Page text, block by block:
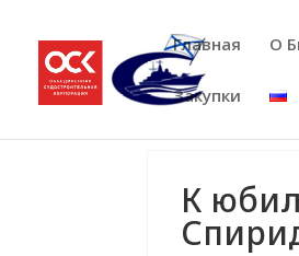
Главная О
Закупки
К